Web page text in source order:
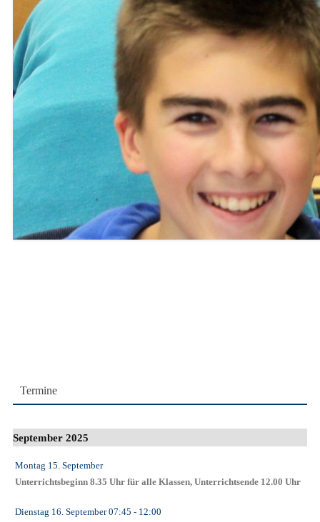
Termine
September 2025
Montag 15. September
Unterrichtsbeginn 8.35 Uhr für alle Klassen, Unterrichtsende 12.00 Uhr
Dienstag 16. September07:45 - 12:00